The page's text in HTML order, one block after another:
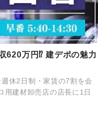
620万円⁉ 建デポの魅力
休2日制・家賃の7割を会
用建材卸売店の店長に1日